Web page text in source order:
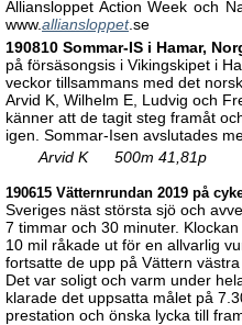
Alliansloppet Action Week och
www.alliansloppet.se
190810 Sommar-IS i Hamar,
på försäsongsis i Vikingskipet i
veckor tillsammans med det
Arvid K, Wilhelm E, Ludvig och
känner att de tagit steg framåt
igen. Sommar-Isen avslutades
Arvid K 500m 41,81p
190615 Vätternrundan 2019 på
Sveriges näst största sjö och
7 timmar och 30 minuter.
10 mil råkade ut för en allvarlig
fortsatte de upp på Vättern
Det var soligt och varm under
klarade det uppsatta målet på
prestation och önska lycka till